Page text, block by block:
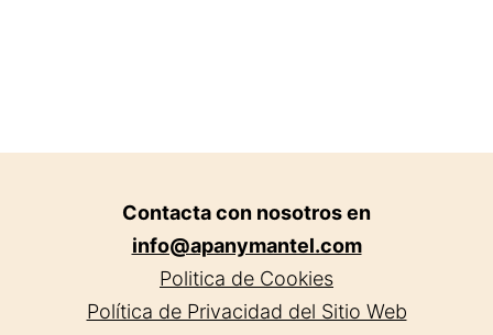
Contacta con nosotros en
info@apanymantel.com
Politica de Cookies
Política de Privacidad del Sitio Web